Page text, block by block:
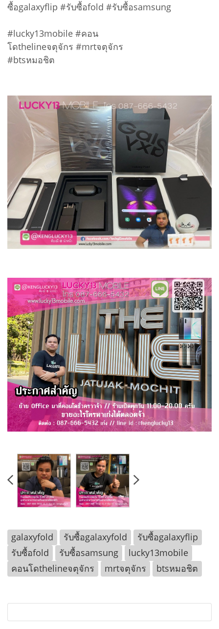
ซื้อgalaxyflip #รับซื้อfold #รับซื้อsamsung
#lucky13mobile #คอน
โดthelineจตุจักร #mrtจตุจักร
#btsหมอชิต
galaxyfold รับซื้อgalaxyfold
รับซื้อgalaxyflip
รับซื้อfold
รับซื้อsamsung
lucky13mobile
คอนโดthelineจตุจักร
mrtจตุจักร btsหมอชิต